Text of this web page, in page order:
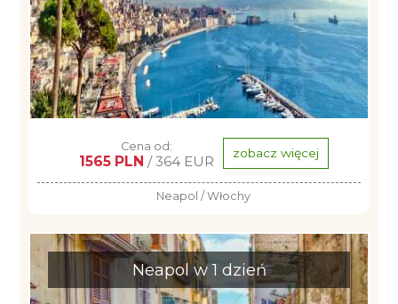
Cena od:
1565 PLN / 364 EUR zobacz więcej
Neapol / Włochy
Neapol w 1 dzień